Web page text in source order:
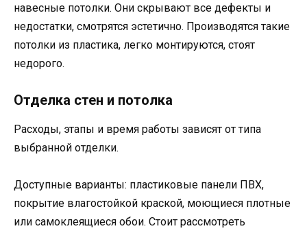
навесные потолки. Они скрывают все дефекты и
недостатки, смотрятся эстетично. Производятся такие
потолки из пластика, легко монтируются, стоят
недорого.
Отделка стен и потолка
Расходы, этапы и время работы зависят от типа
выбранной отделки.
Доступные варианты: пластиковые панели ПВХ,
покрытие влагостойкой краской, моющиеся плотные
или самоклеящиеся обои. Стоит рассмотреть